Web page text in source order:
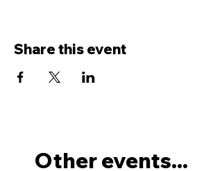
Share this event
Other events...